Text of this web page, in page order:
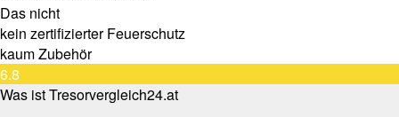
Das nicht
kein zertifizierter Feuerschutz
kaum Zubehör
6.8
Was ist Tresorvergleich24.at